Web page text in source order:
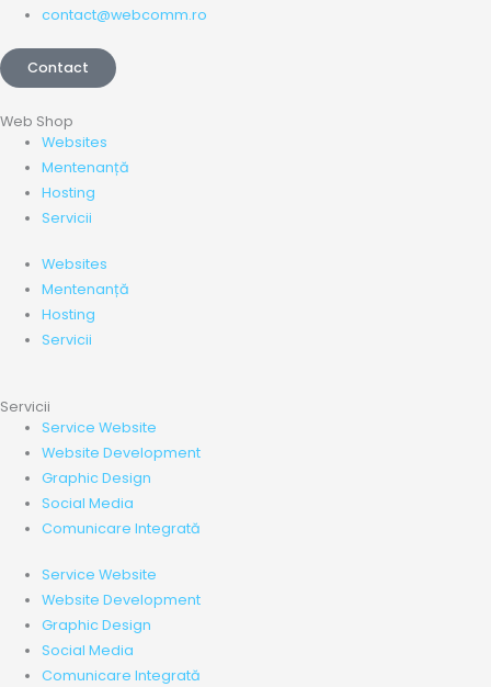
contact@webcomm.ro
Contact
Web Shop
Websites
Mentenanță
Hosting
Servicii
Websites
Mentenanță
Hosting
Servicii
Servicii
Service Website
Website Development
Graphic Design
Social Media
Comunicare Integrată
Service Website
Website Development
Graphic Design
Social Media
Comunicare Integrată